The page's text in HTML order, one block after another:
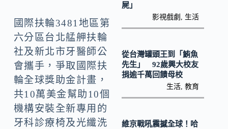
o
o
k
y
Li
n
k
國際扶輪3481地區第
六分區台北艋舺扶輪
社及新北市牙醫師公
會攜手，爭取國際扶
輪全球獎助金計畫，
共10萬美金幫助10個
機構安裝全新專用的
牙科診療椅及光纖洗
屍」
影視戲劇 生活
從台灣罐頭王到「鮪魚
先生」 92歲興大校友
捐逾千萬回饋母校
生活 ,教育
維京戰吼震撼全球！哈